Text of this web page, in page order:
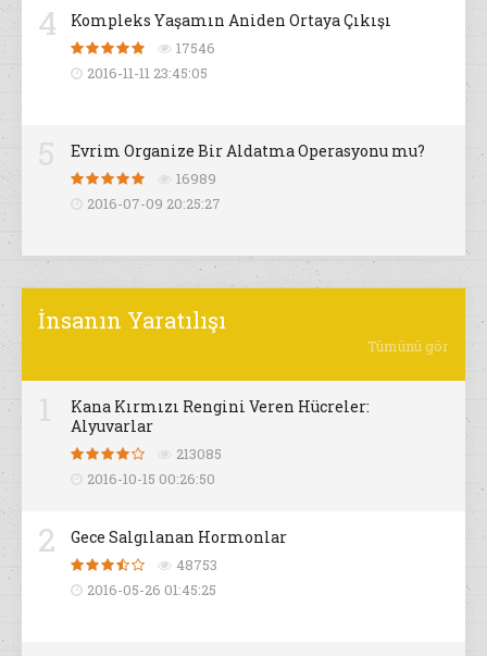
4 Kompleks Yaşamın Aniden Ortaya Çıkışı
17546
2016-11-11 23:45:05
Evrim Organize Bir Aldatma Operasyonu mu?
16989
2016-07-09 20:25:27
İnsanın Yaratılışı
Tümünü gör
Kana Kırmızı Rengini Veren Hücreler:
Alyuvarlar
213085
2016-10-15 00:26:50
2 Gece Salgılanan Hormonlar
48753
2016-05-26 01:45:25